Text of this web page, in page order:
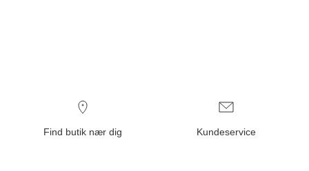
Find butik nær dig Kundeservice